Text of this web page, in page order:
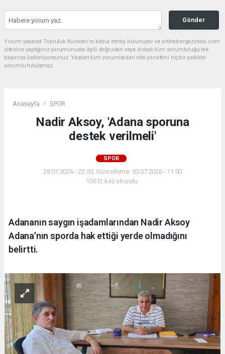
Gönder
Yorum yazarak Topluluk Kuralları’nı kabul etmiş bulunuyor ve artihabergazetesi.com
sitesine yaptığınız yorumunuzla ilgili doğrudan veya dolaylı tüm sorumluluğu tek
başınıza üstleniyorsunuz. Yazılan tüm yorumlardan site yönetimi hiçbir şekilde
sorumlu tutulamaz.
Anasayfa SPOR
Nadir Aksoy, 'Adana sporuna
destek verilmeli'
SPOR
28.07.2026 - 22:50, Güncelleme: 30.07.2026 - 11:00
10612 kez okundu.
Adananın saygın işadamlarından Nadir Aksoy
Adana’nın sporda hak ettiği yerde olmadığını
belirtti.